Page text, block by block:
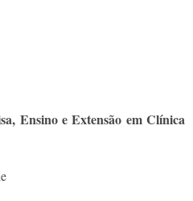
Ensino e Extensão em Clínica